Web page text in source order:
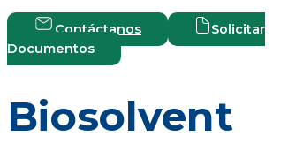
Contáctanos
Solicitar
Documentos
Biosolvent